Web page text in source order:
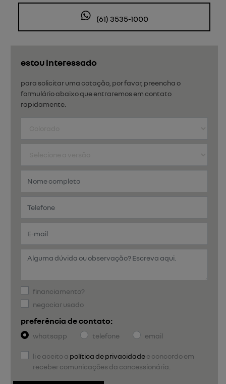
estou interessado
para solicitar uma cotação, por favor, preencha o
formulário abaixo que entraremos em contato
rapidamente.
financiamento?
negociar usado
preferência de contato:
whatsapp telefone email
li e aceito a política de privacidadee concordo em
receber comunicações da concessionária.
(61) 3535-1000